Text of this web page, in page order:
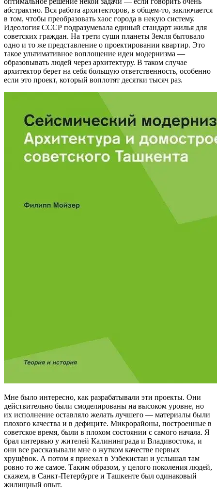
абстрактно. Вся работа архитекторов, в общем-то, заключается
в том, чтобы преобразовать хаос города в некую систему.
Идеология СССР подразумевала единый стандарт жилья для
советских граждан. На трети суши планеты Земля бытовало
одно и то же представление о проектировании квартир. Это
такое ультимативное воплощение идеи модернизма —
образовывать людей через архитектуру. В таком случае
архитектор берет на себя большую ответственность, особенно
если это проект, который воплотят десятки тысяч раз.
Мне было интересно, как разрабатывали эти проекты. Они
действительно были смоделированы на высоком уровне, но
их исполнение оставляло желать лучшего — материалы были
плохого качества и в дефиците. Микрорайоны, построенные в
советское время, были в плохом состоянии с самого начала. Я
брал интервью у жителей Калининграда и Владивостока, и
они все рассказывали мне о жутком качестве первых
хрущёвок. А потом я приехал в Узбекистан и услышал там
ровно то же самое. Таким образом, у целого поколения людей,
скажем, в Санкт-Петербурге и Ташкенте был одинаковый
жилищный опыт.